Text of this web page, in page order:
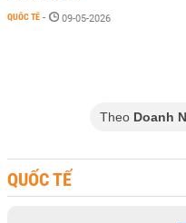
QUỐC TẾ - 09-05-2026
Theo Doanh
QUỐC TẾ